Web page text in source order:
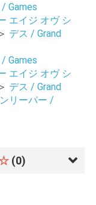
へ進む
Games
エイジ オヴ シ
＞ デス / Grand
Games
エイジ オヴ シ
＞ デス / Grand
リーパー /
(0)